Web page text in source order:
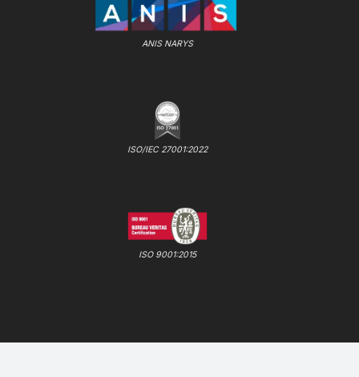
ANIS NARYS
ISO/IEC 27001:2022
ISO 9001:2015